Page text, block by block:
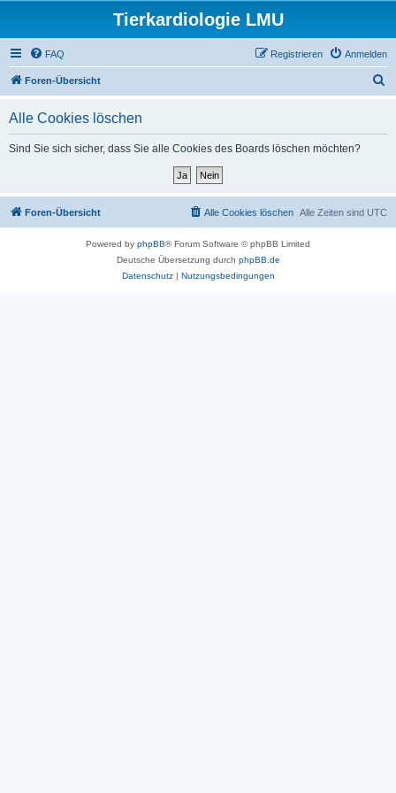
Tierkardiologie LMU
FAQ Anmelden
Registrieren
Foren-Übersicht
Alle Cookies löschen
Sind Sie sich sicher, dass Sie alle Cookies des Boards löschen möchten?
Foren-Übersicht Alle Zeiten sind UTC
Alle Cookies löschen
Powered by phpBB® Forum Software © phpBB Limited
Deutsche Übersetzung durch phpBB.de
Datenschutz| Nutzungsbedingungen